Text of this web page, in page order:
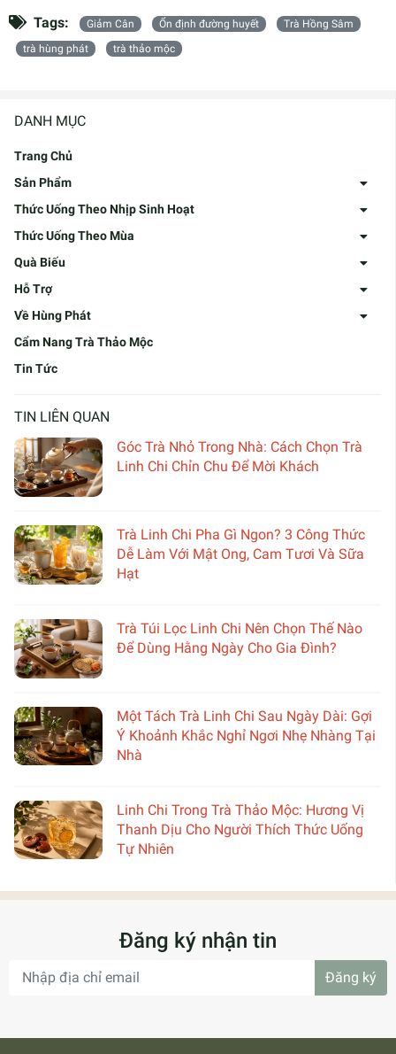
DANH MỤC
Trang Chủ
Sản Phẩm
Thức Uống Theo Nhịp Sinh Hoạt
Thức Uống Theo Mùa
Quà Biếu
Hỗ Trợ
Về Hùng Phát
Cẩm Nang Trà Thảo Mộc
Tin Tức
TIN LIÊN QUAN
Góc Trà Nhỏ Trong Nhà: Cách Chọn Trà
Linh Chi Chỉn Chu Để Mời Khách
Trà Linh Chi Pha Gì Ngon? 3 Công Thức
Dễ Làm Với Mật Ong, Cam Tươi Và Sữa
Hạt
Trà Túi Lọc Linh Chi Nên Chọn Thế Nào
Để Dùng Hằng Ngày Cho Gia Đình?
Một Tách Trà Linh Chi Sau Ngày Dài: Gợi
Ý Khoảnh Khắc Nghỉ Ngơi Nhẹ Nhàng Tại
Nhà
Linh Chi Trong Trà Thảo Mộc: Hương Vị
Thanh Dịu Cho Người Thích Thức Uống
Tự Nhiên
Tags: Giảm Cân Ổn định đường huyết
Trà Hồng Sâm
trà hùng phát
trà thảo mộc
Đăng ký nhận tin
Đăng ký